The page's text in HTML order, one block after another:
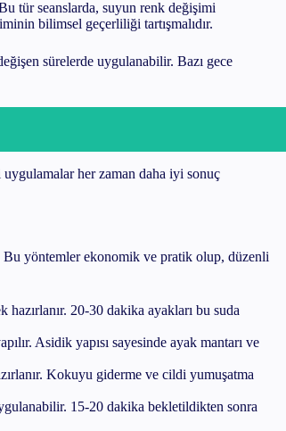
tür seanslarda, suyun renk değişimi
bilimsel geçerliliği tartışmalıdır.
sürelerde uygulanabilir. Bazı gece
her zaman daha iyi sonuç
yöntemler ekonomik ve pratik olup, düzenli
20-30 dakika ayakları bu suda
Asidik yapısı sayesinde ayak mantarı ve
Kokuyu giderme ve cildi yumuşatma
15-20 dakika bekletildikten sonra